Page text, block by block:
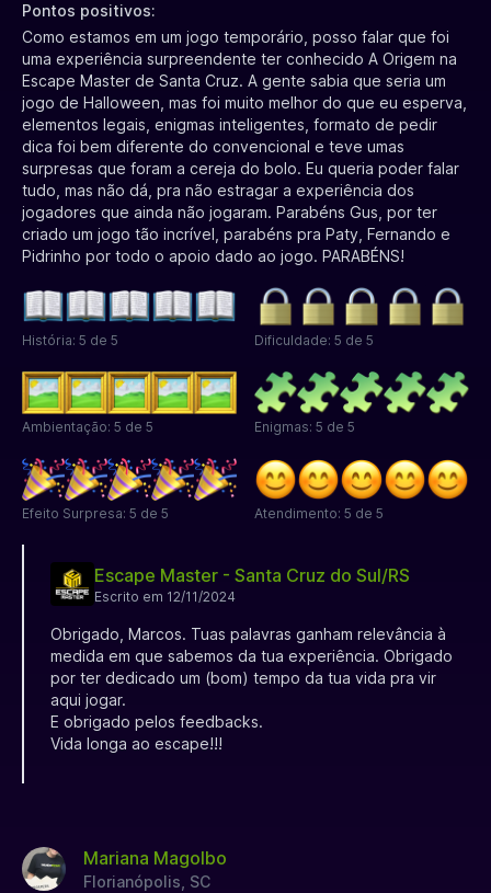
Pontos positivos:
Como estamos em um jogo temporário, posso falar que foi
uma experiência surpreendente ter conhecido A Origem na
Escape Master de Santa Cruz. A gente sabia que seria um
jogo de Halloween, mas foi muito melhor do que eu esperva,
elementos legais, enigmas inteligentes, formato de pedir
dica foi bem diferente do convencional e teve umas
surpresas que foram a cereja do bolo. Eu queria poder falar
tudo, mas não dá, pra não estragar a experiência dos
jogadores que ainda não jogaram. Parabéns Gus, por ter
criado um jogo tão incrível, parabéns pra Paty, Fernando e
Pidrinho por todo o apoio dado ao jogo. PARABÉNS!
História: 5 de 5 Dificuldade: 5 de 5
Ambientação: 5 de 5 Enigmas: 5 de 5
Efeito Surpresa: 5 de 5 Atendimento: 5 de 5
Escape Master - Santa Cruz do Sul/RS
Escrito em 12/11/2024
Obrigado, Marcos. Tuas palavras ganham relevância à
medida em que sabemos da tua experiência. Obrigado
por ter dedicado um (bom) tempo da tua vida pra vir
aqui jogar.
E obrigado pelos feedbacks.
Vida longa ao escape!!!
Mariana Magolbo
Florianópolis, SC